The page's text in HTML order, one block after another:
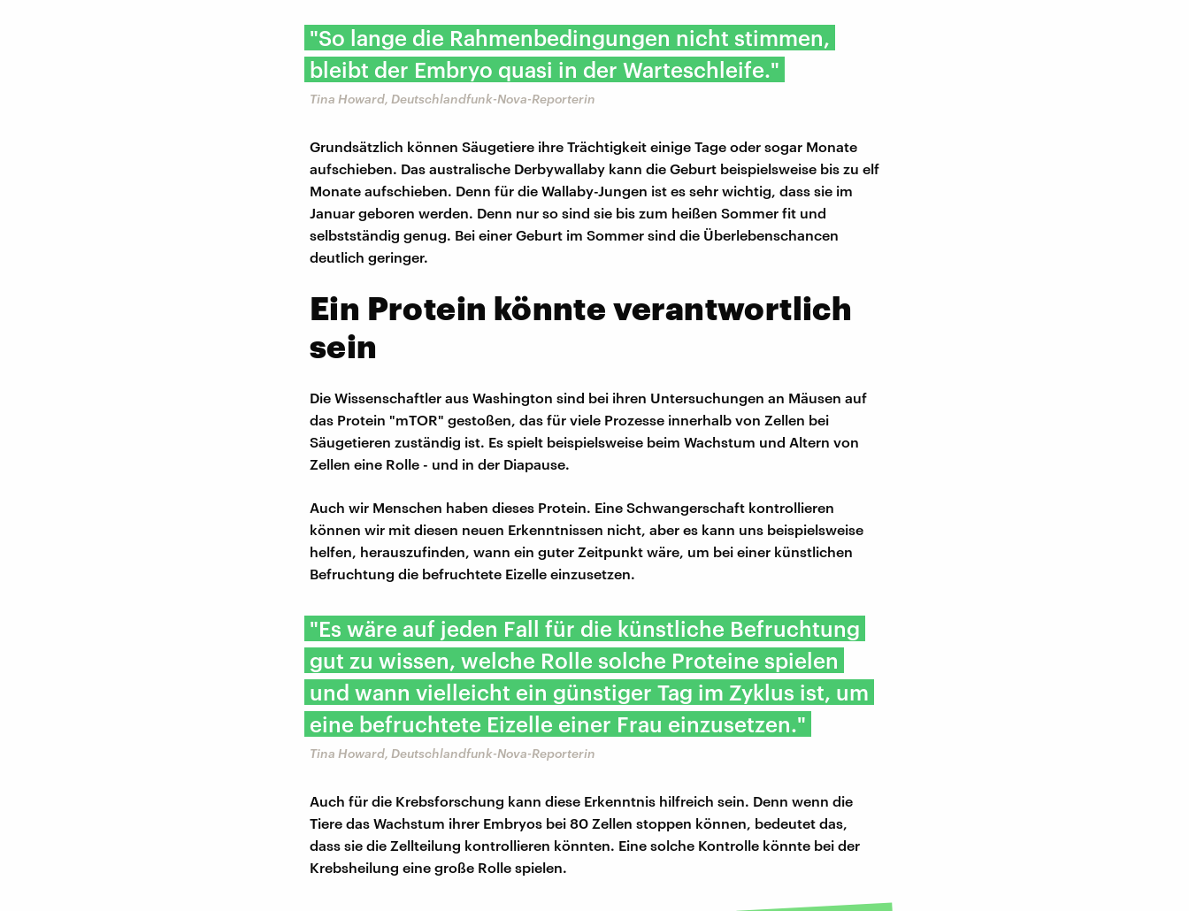
"So lange die Rahmenbedingungen nicht stimmen,
bleibt der Embryo quasi in der Warteschleife."
Tina Howard, Deutschlandfunk-Nova-Reporterin
Grundsätzlich können Säugetiere ihre Trächtigkeit einige Tage oder sogar Monate
aufschieben. Das australische Derbywallaby kann die Geburt beispielsweise bis zu elf
Monate aufschieben. Denn für die Wallaby-Jungen ist es sehr wichtig, dass sie im
Januar geboren werden. Denn nur so sind sie bis zum heißen Sommer fit und
selbstständig genug. Bei einer Geburt im Sommer sind die Überlebenschancen
deutlich geringer.
Ein Protein könnte verantwortlich
sein
Die Wissenschaftler aus Washington sind bei ihren Untersuchungen an Mäusen auf
das Protein "mTOR" gestoßen, das für viele Prozesse innerhalb von Zellen bei
Säugetieren zuständig ist. Es spielt beispielsweise beim Wachstum und Altern von
Zellen eine Rolle - und in der Diapause.
Auch wir Menschen haben dieses Protein. Eine Schwangerschaft kontrollieren
können wir mit diesen neuen Erkenntnissen nicht, aber es kann uns beispielsweise
helfen, herauszufinden, wann ein guter Zeitpunkt wäre, um bei einer künstlichen
Befruchtung die befruchtete Eizelle einzusetzen.
"Es wäre auf jeden Fall für die künstliche Befruchtung
gut zu wissen, welche Rolle solche Proteine spielen
und wann vielleicht ein günstiger Tag im Zyklus ist, um
eine befruchtete Eizelle einer Frau einzusetzen."
Tina Howard, Deutschlandfunk-Nova-Reporterin
Auch für die Krebsforschung kann diese Erkenntnis hilfreich sein. Denn wenn die
Tiere das Wachstum ihrer Embryos bei 80 Zellen stoppen können, bedeutet das,
dass sie die Zellteilung kontrollieren könnten. Eine solche Kontrolle könnte bei der
Krebsheilung eine große Rolle spielen.